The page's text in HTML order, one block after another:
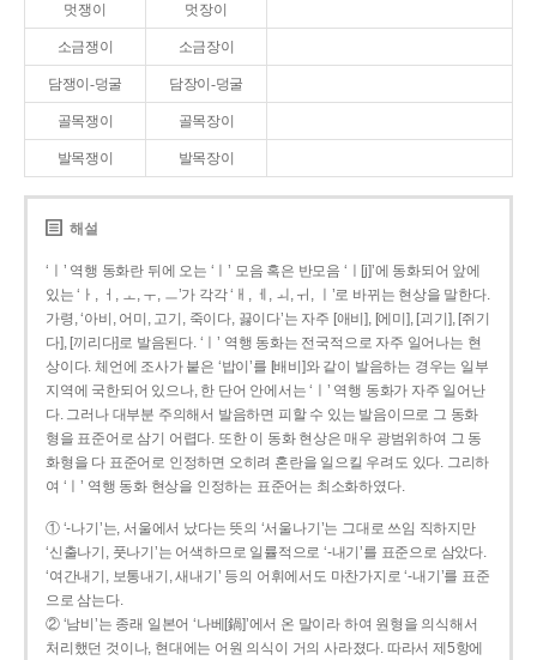
멋쟁이 멋장이
소금쟁이 소금장이
담쟁이-덩굴 담장이-덩굴
골목쟁이 골목장이
발목쟁이 발목장이
해설
‘ㅣ’ 역행 동화란 뒤에 오는 ‘ㅣ’ 모음 혹은 반모음 ‘ㅣ[j]’에 동화되어 앞에
있는 ‘ㅏ, ㅓ, ㅗ, ㅜ, ㅡ’가 각각 ‘ㅐ, ㅔ, ㅚ, ㅟ, ㅣ’로 바뀌는 현상을 말한다.
가령, ‘아비, 어미, 고기, 죽이다, 끓이다’는 자주 [애비], [에미], [괴기], [쥐기
다], [끼리다]로 발음된다. ‘ㅣ’ 역행 동화는 전국적으로 자주 일어나는 현
상이다. 체언에 조사가 붙은 ‘밥이’를 [배비]와 같이 발음하는 경우는 일부
지역에 국한되어 있으나, 한 단어 안에서는 ‘ㅣ’ 역행 동화가 자주 일어난
다. 그러나 대부분 주의해서 발음하면 피할 수 있는 발음이므로 그 동화
형을 표준어로 삼기 어렵다. 또한 이 동화 현상은 매우 광범위하여 그 동
화형을 다 표준어로 인정하면 오히려 혼란을 일으킬 우려도 있다. 그리하
여 ‘ㅣ’ 역행 동화 현상을 인정하는 표준어는 최소화하였다.
① ‘-나기’는, 서울에서 났다는 뜻의 ‘서울나기’는 그대로 쓰임 직하지만
‘신출나기, 풋나기’는 어색하므로 일률적으로 ‘-내기’를 표준으로 삼았다.
‘여간내기, 보통내기, 새내기’ 등의 어휘에서도 마찬가지로 ‘-내기’를 표준
으로 삼는다.
② ‘남비’는 종래 일본어 ‘나베[鍋]’에서 온 말이라 하여 원형을 의식해서
처리했던 것이나, 현대에는 어원 의식이 거의 사라졌다. 따라서 제5항에